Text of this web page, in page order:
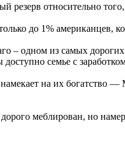
резерв относительно
до 1% американцев,
– одном из самых
семье с
на их богатство
меблирован, но